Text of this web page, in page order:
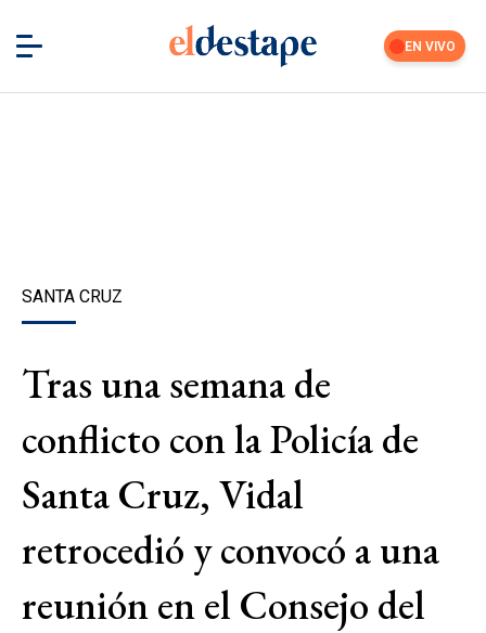
EN VIVO
SANTA CRUZ
Tras una semana de
conflicto con la Policía de
Santa Cruz, Vidal
retrocedió y convocó a una
reunión en el Consejo del